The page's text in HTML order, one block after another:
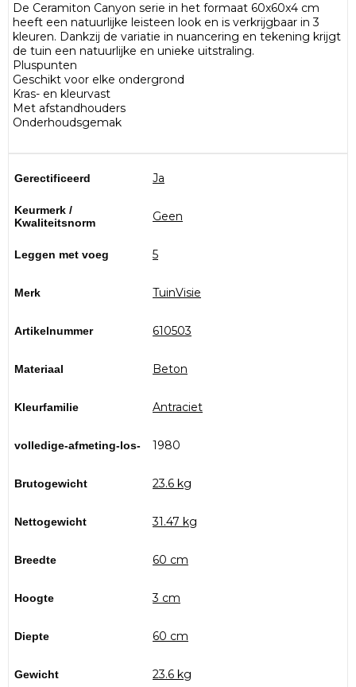
De Ceramiton Canyon serie in het formaat 60x60x4 cm
heeft een natuurlijke leisteen look en is verkrijgbaar in 3
kleuren. Dankzij de variatie in nuancering en tekening krijgt
de tuin een natuurlijke en unieke uitstraling.
Pluspunten
Geschikt voor elke ondergrond
Kras- en kleurvast
Met afstandhouders
Onderhoudsgemak
Gerectificeerd Ja
Keurmerk /
Kwaliteitsnorm
Geen
Leggen met voeg 5
Merk TuinVisie
Artikelnummer 610503
Materiaal Beton
Kleurfamilie Antraciet
volledige-afmeting-los- 1980
Brutogewicht 23.6 kg
Nettogewicht 31.47 kg
Breedte 60 cm
Hoogte 3 cm
Diepte 60 cm
Gewicht 23.6 kg